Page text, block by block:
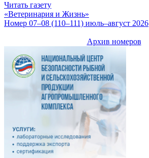
Читать газету
«Ветеринария и Жизнь»
Номер 07–08 (110–111) июль–август 2026
Архив номеров